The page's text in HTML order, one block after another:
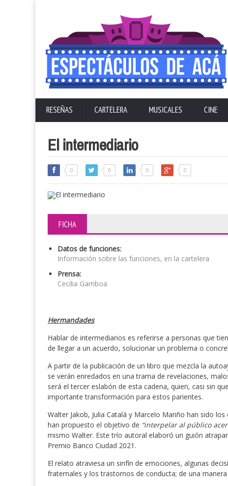
RESEÑAS CARTELERA MUSICALES CINE
El intermediario
0 0 0 0
FICHA
Datos de funciones:
Información sobre las funciones, en la cartelera
Prensa:
Cecilia Gamboa
Hermandades
Hablar de intermediarios es referirse a personas que
de llegar a un acuerdo, solucionar un problema o
A partir de la publicación de un libro que mezcla la
se verán enredados en una trama de revelaciones,
será el tercer eslabón de esta cadena, quien, casi sin
importante transformación para estos parientes.
Walter Jakob, Julia Catalá y Marcelo Mariño han sido
han propuesto el objetivo de “interpelar al público
mismo Walter. Este trío autoral elaboró un guión
Premio Banco Ciudad 2021.
El relato atraviesa un sinfín de emociones, algunas
fraternales y los trastornos de conducta; de una